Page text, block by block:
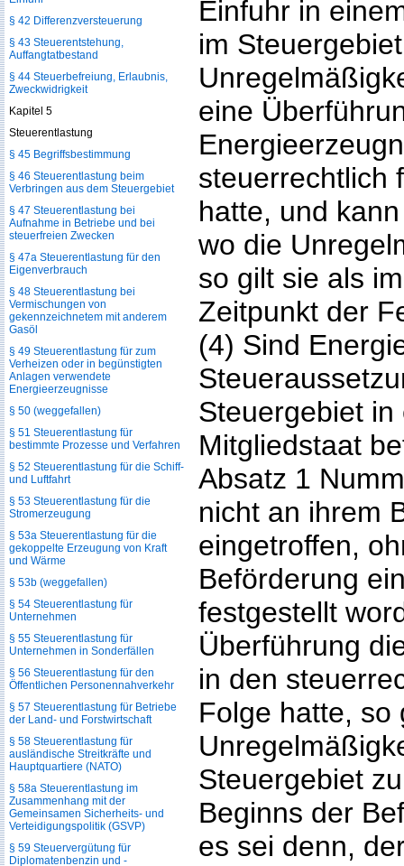
Einfuhr in
im
eine
steuerrechtlich
hatte, und
wo die
so gilt sie als
Zeitpunkt der
(4) Sind
Steuergebiet
Mitgliedstaat
Absatz 1
nicht an ihrem
eingetroffen,
Beförderung
festgestellt
Überführung
in den
Folge hatte, so
Steuergebiet
Beginns der
es sei denn,
§ 42 Differenzversteuerung
§ 43 Steuerentstehung,
Auffangtatbestand
§ 44 Steuerbefreiung, Erlaubnis,
Zweckwidrigkeit
Kapitel 5
Steuerentlastung
§ 45 Begriffsbestimmung
§ 46 Steuerentlastung beim
Verbringen aus dem Steuergebiet
§ 47 Steuerentlastung bei
Aufnahme in Betriebe und bei
steuerfreien Zwecken
§ 47a Steuerentlastung für den
Eigenverbrauch
§ 48 Steuerentlastung bei
Vermischungen von
gekennzeichnetem mit anderem
Gasöl
§ 49 Steuerentlastung für zum
Verheizen oder in begünstigten
Anlagen verwendete
Energieerzeugnisse
§ 50 (weggefallen)
§ 51 Steuerentlastung für
bestimmte Prozesse und Verfahren
§ 52 Steuerentlastung für die Schiff-
und Luftfahrt
§ 53 Steuerentlastung für die
Stromerzeugung
§ 53a Steuerentlastung für die
gekoppelte Erzeugung von Kraft
und Wärme
§ 53b (weggefallen)
§ 54 Steuerentlastung für
Unternehmen
§ 55 Steuerentlastung für
Unternehmen in Sonderfällen
§ 56 Steuerentlastung für den
Öffentlichen Personennahverkehr
§ 57 Steuerentlastung für Betriebe
der Land- und Forstwirtschaft
§ 58 Steuerentlastung für
ausländische Streitkräfte und
Hauptquartiere (NATO)
§ 58a Steuerentlastung im
Zusammenhang mit der
Gemeinsamen Sicherheits- und
Verteidigungspolitik (GSVP)
§ 59 Steuervergütung für
Diplomatenbenzin und -